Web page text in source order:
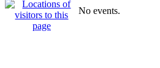
No events.